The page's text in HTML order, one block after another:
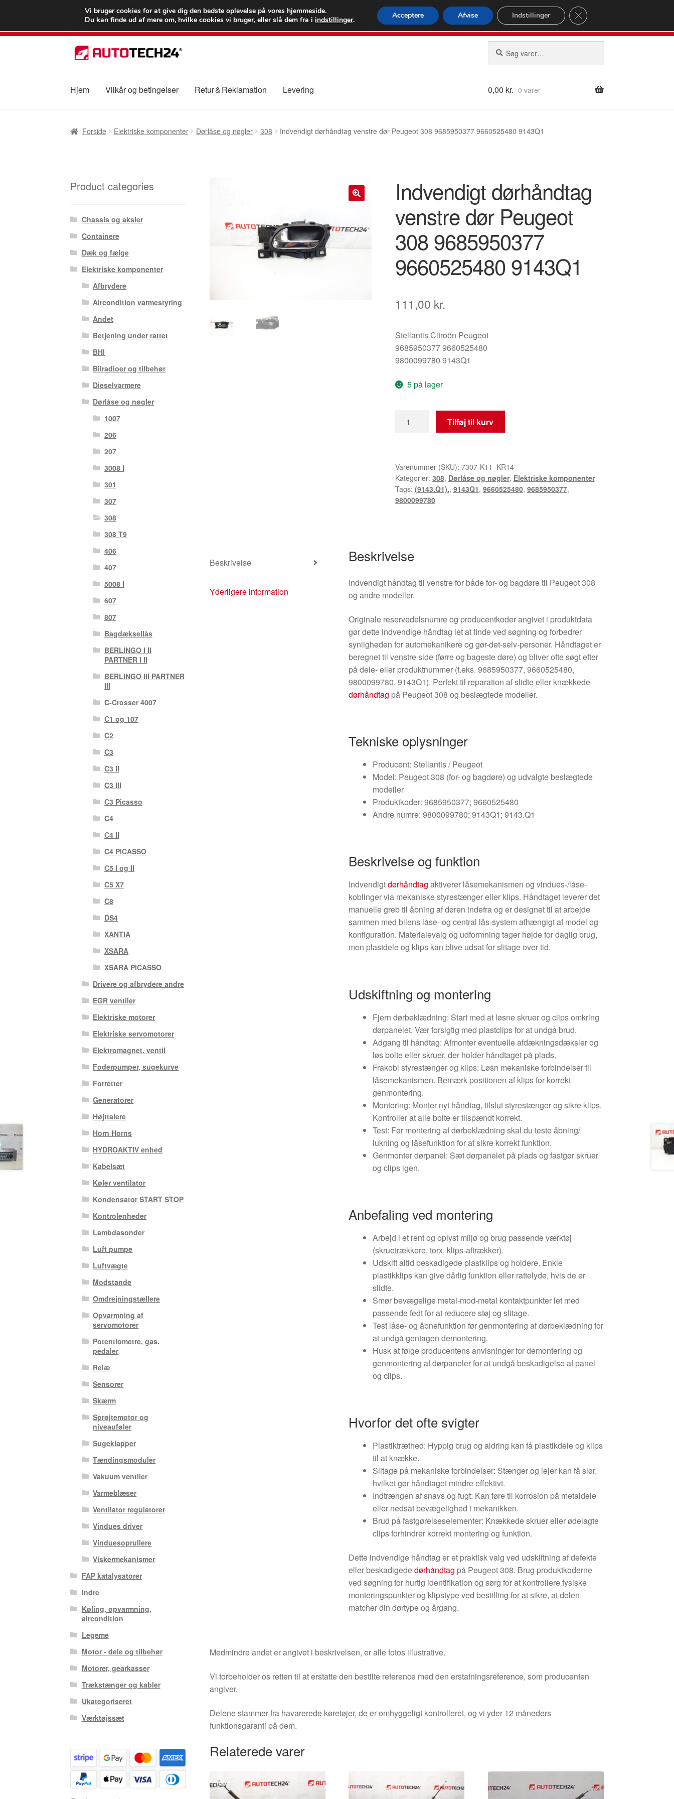
LEVERING fra 55 kr.
FEDEX verdensomspændende forsendelse
80 82 72 02Man-fre 9-16
Spring
til
Spring
til
efter:
Hjem Vilkår og betingelser Retur & Reklamation Levering 0,00 kr. 0 varer
Forside Elektriske komponenter Dørlåse og nøgler 308 Indvendigt dørhåndtag venstre dør Peugeot 308 9685950377 9660525480 9143Q1
Indvendigt dørhåndtag
venstre dør Peugeot
308 9685950377
9660525480 9143Q1
111,00 kr.
Stellantis Citroën Peugeot
9685950377 9660525480
9800099780 9143Q1
5 på lager
dørhåndtag
Peugeot
308
9685950377
9660525480
Tilføj til kurv
Varenummer (SKU): 7307-K11_KR14
Kategorier: 308, Dørlåse og nøgler, Elektriske komponenter
Tags: (9143.Q1)., 9143Q1, 9660525480, 9685950377,
9800099780
Beskrivelse
Yderligere information
Beskrivelse
Indvendigt håndtag til venstre for både for- og bagdøre til Peugeot 308
og andre modeller.
Originale reservedelsnumre og producentkoder angivet i produktdata
gør dette indvendige håndtag let at finde ved søgning og forbedrer
synligheden for automekanikere og gør-det-selv-personer. Håndtaget er
beregnet til venstre side (førre og bageste døre) og bliver ofte søgt efter
på dele- eller produktnummer (f.eks. 9685950377, 9660525480,
9800099780, 9143Q1). Perfekt til reparation af slidte eller knækkede
dørhåndtag på Peugeot 308 og beslægtede modeller.
Tekniske oplysninger
Producent: Stellantis / Peugeot
Model: Peugeot 308 (for- og bagdøre) og udvalgte beslægtede
modeller
Produktkoder: 9685950377; 9660525480
Andre numre: 9800099780; 9143Q1; 9143.Q1
Beskrivelse og funktion
Indvendigtdørhåndtag aktiverer låsemekanismen og vindues-/låse-
koblinger via mekaniske styrestænger eller klips. Håndtaget leverer det
manuelle greb til åbning af døren indefra og er designet til at arbejde
sammen med bilens låse- og central lås-system afhængigt af model og
konfiguration. Materialevalg og udformning tager højde for daglig brug,
men plastdele og klips kan blive udsat for slitage over tid.
Udskiftning og montering
Fjern dørbeklædning: Start med at løsne skruer og clips omkring
dørpanelet. Vær forsigtig med plastclips for at undgå brud.
Adgang til håndtag: Afmonter eventuelle afdækningsdæksler og
løs bolte eller skruer, der holder håndtaget på plads.
Frakobl styrestænger og klips: Løsn mekaniske forbindelser til
låsemekanismen. Bemærk positionen af klips for korrekt
genmontering.
Montering: Monter nyt håndtag, tilslut styrestænger og sikre klips.
Kontroller at alle bolte er tilspændt korrekt.
Test: Før montering af dørbeklædning skal du teste åbning/
lukning og låsefunktion for at sikre korrekt funktion.
Genmonter dørpanel: Sæt dørpanelet på plads og fastgør skruer
og clips igen.
Anbefaling ved montering
Arbejd i et rent og oplyst miljø og brug passende værktøj
(skruetrækkere, torx, klips-aftrækker).
Udskift altid beskadigede plastklips og holdere. Enkle
plastikklips kan give dårlig funktion eller rattelyde, hvis de er
slidte.
Smør bevægelige metal-mod-metal kontaktpunkter let med
passende fedt for at reducere støj og slitage.
Test låse- og åbnefunktion før genmontering af dørbeklædning for
at undgå gentagen demontering.
Husk at følge producentens anvisninger for demontering og
genmontering af dørpaneler for at undgå beskadigelse af panel
og clips.
Hvorfor det ofte svigter
Plastiktræthed: Hyppig brug og aldring kan få plastikdele og klips
til at knække.
Slitage på mekaniske forbindelser: Stænger og lejer kan få slør,
hvilket gør håndtaget mindre effektivt.
Indtrængen af snavs og fugt: Kan føre til korrosion på metaldele
eller nedsat bevægelighed i mekanikken.
Brud på fastgørelseselementer: Knækkede skruer eller ødelagte
clips forhindrer korrekt montering og funktion.
Dette indvendige håndtag er et praktisk valg ved udskiftning af defekte
eller beskadigededørhåndtag på Peugeot 308. Brug produktkoderne
ved søgning for hurtig identifikation og sørg for at kontrollere fysiske
monteringspunkter og klipstype ved bestilling for at sikre, at delen
matcher din dørtype og årgang.
Medmindre andet er angivet i beskrivelsen, er alle fotos illustrative.
Vi forbeholder os retten til at erstatte den bestilte reference med den erstatningsreference, som producenten
angiver.
Delene stammer fra havarerede køretøjer, de er omhyggeligt kontrolleret, og vi yder 12 måneders
funktionsgaranti på dem.
Relaterede varer
Product categories
Chassis og aksler
Containere
Dæk og fælge
Elektriske komponenter
Afbrydere
Aircondition varmestyring
Andet
Betjening under rattet
BHI
Bilradioer og tilbehør
Dieselvarmere
Dørlåse og nøgler
1007
206
207
3008 I
301
307
308
308 T9
406
407
5008 I
607
807
Bagdæksellås
BERLINGO I II
PARTNER I II
BERLINGO III PARTNER
III
C-Crosser 4007
C1 og 107
C2
C3
C3 II
C3 III
C3 Picasso
C4
C4 II
C4 PICASSO
C5 I og II
C5 X7
C8
DS4
XANTIA
XSARA
XSARA PICASSO
Drivere og afbrydere andre
EGR ventiler
Elektriske motorer
Elektriske servomotorer
Elektromagnet. ventil
Foderpumper, sugekurve
Forretter
Generatorer
Højttalere
Horn Horns
HYDROAKTIV enhed
Kabelsæt
Køler ventilator
Kondensator START STOP
Kontrolenheder
Lambdasonder
Luft pumpe
Luftvægte
Modstande
Omdrejningstællere
Opvarmning af
servomotorer
Potentiometre, gas.
pedaler
Relæ
Sensorer
Skærm
Sprøjtemotor og
niveauføler
Sugeklapper
Tændingsmoduler
Vakuum ventiler
Varmeblæser
Ventilator regulatorer
Vindues driver
Vinduesoprullere
Viskermekanismer
FAP katalysatorer
Indre
Køling, opvarmning,
aircondition
Legeme
Motor - dele og tilbehør
Motorer, gearkasser
Trækstænger og kabler
Ukategoriseret
Værktøjssæt
Vi bruger cookies for at give dig den bedste oplevelse på vores hjemmeside.
Du kan finde ud af mere om, hvilke cookies vi bruger, eller slå dem fra iindstillinger. Acceptere Afvise Indstillinger Close GDPR Cookie Banner